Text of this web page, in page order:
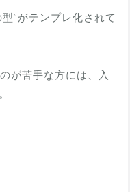
”がテンプレ化されて
が苦手な方には、入